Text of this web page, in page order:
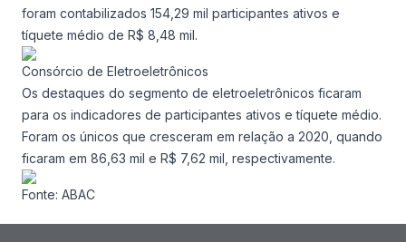
foram contabilizados 154,29 mil participantes ativos e
tíquete médio de R$ 8,48 mil.
Consórcio de Eletroeletrônicos
Os destaques do segmento de eletroeletrônicos ficaram
para os indicadores de participantes ativos e tíquete médio.
Foram os únicos que cresceram em relação a 2020, quando
ficaram em 86,63 mil e R$ 7,62 mil, respectivamente.
Fonte: ABAC